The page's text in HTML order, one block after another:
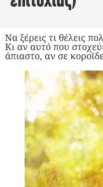
Να ξέρεις τι θέλεις
Κι αν αυτό που
άπιαστο, αν σε